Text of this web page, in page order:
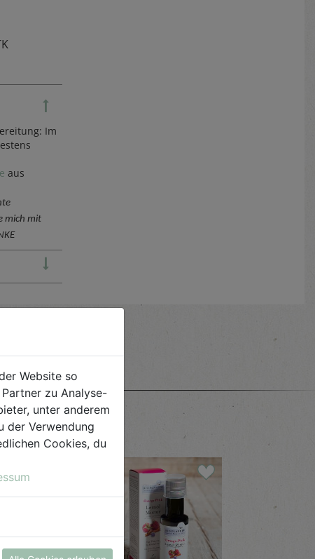
Im
aus
mich mit
Website so
zu Analyse-
unter anderem
der Verwendung
Cookies, du